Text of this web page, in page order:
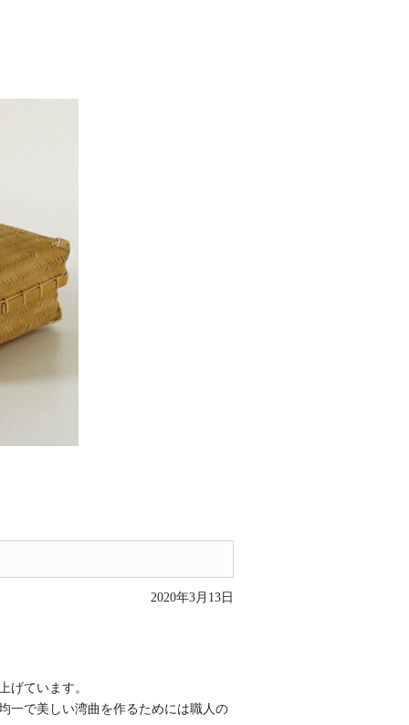
2020年3月13日
げています。
一で美しい湾曲を作るためには職人の